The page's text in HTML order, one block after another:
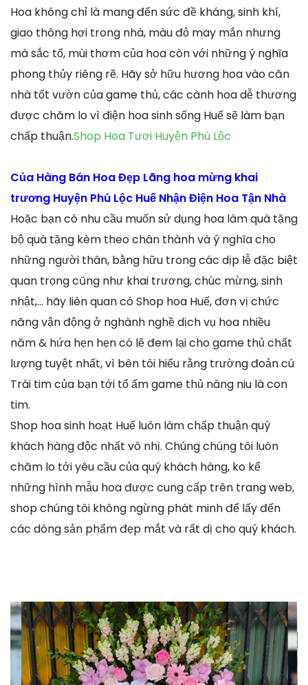
Hoa không chỉ là mang đến sức đề kháng, sinh khí,
giao thông hơi trong nhà, màu đỏ may mắn nhưng
mà sắc tố, mùi thơm của hoa còn với những ý nghĩa
phong thủy riêng rẽ. Hãy sở hữu hương hoa vào căn
nhà tốt vườn của game thủ, các cành hoa dễ thương
được chăm lo vì điện hoa sinh sống Huế sẽ làm bạn
chấp thuận.Shop Hoa Tươi Huyện Phú Lộc
Của Hàng Bán Hoa Đẹp Lãng hoa mừng khai
trương Huyện Phú Lộc Huế Nhận Điện Hoa Tận Nhà
Hoặc bạn có nhu cầu muốn sử dụng hoa làm quà tặng
bộ quà tặng kèm theo chân thành và ý nghĩa cho
những người thân, bằng hữu trong các dịp lễ đặc biệt
quan trọng cũng như khai trương, chúc mừng, sinh
nhật,… hãy liên quan có Shop hoa Huế, đơn vị chức
năng vận động ở nghành nghề dịch vụ hoa nhiều
năm & hứa hẹn hẹn có lẽ đem lại cho game thủ chất
lượng tuyệt nhất, vì bên tôi hiểu rằng trường đoản cú
Trái tim của bạn tới tổ ấm game thủ nâng niu là con
tim.
Shop hoa sinh hoạt Huế luôn làm chấp thuận quý
khách hàng độc nhất vô nhị. Chúng chúng tôi luôn
chăm lo tới yêu cầu của quý khách hàng, ko kể
những hình mẫu hoa được cung cấp trên trang web,
shop chúng tôi không ngừng phát minh để lấy đến
các dòng sản phẩm đẹp mắt và rất dị cho quý khách.